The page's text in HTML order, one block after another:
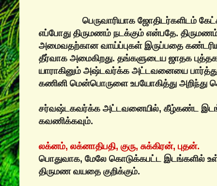
பெருவாரியாக ஜோதிடர்களிடம்
எப்போது திருமணம் நடக்கும் என்பதே.
அமைவதற்கான வாய்ப்புகள் இருப்பதை
தீர்வாக அமைகிறது. தங்களுடைய‌ ஜாதக
யாராகினும் அஷ்டவர்க்க அட்டவனையை
கணினி மென்பொருளை உபயோகித்து அறிந்து
சர்வஷ்டகவர்க்க அட்டவனையில், கீழ்கண்ட
கவணிக்கவும்.
லக்னம், லக்னாதிபதி, குரு, சுக்கிரன், புதன்.
பொதுவாக, மேலே கொடுக்கபட்ட இடங்களில்
திருமண வயதை குறிக்கும்.